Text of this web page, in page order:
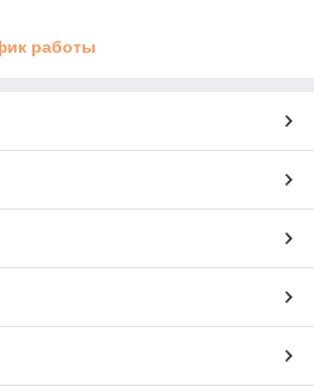
работы